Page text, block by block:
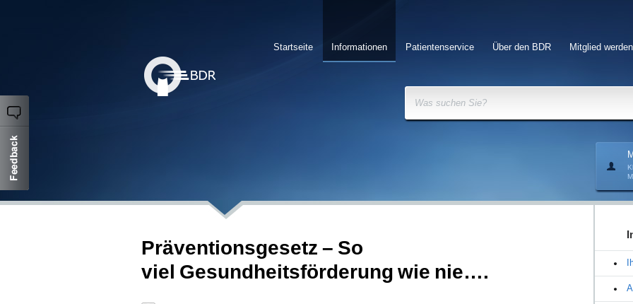
Mitglied werden
Über den BDR
Patientenservice
Informationen
Startseite
Was suchen Sie?
Präventionsgesetz – So
viel Gesundheitsförderung wie nie….